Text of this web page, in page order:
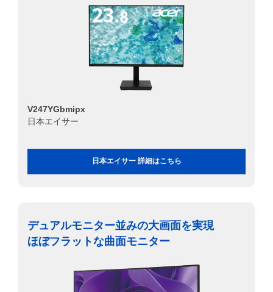
V247YGbmipx
日本エイサー
日本エイサー 詳細はこちら
デュアルモニター並みの大画面を実現
ほぼフラットな曲面モニター